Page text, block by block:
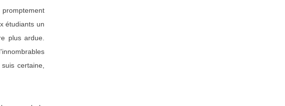
étudiants un
plus ardue.
certaine,